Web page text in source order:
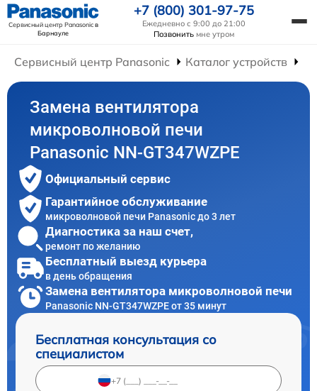
Сервисный центр Panasonicв
Барнауле
+7 (800) 301-97-75
Ежедневно с 9:00 до 21:00
Позвонить мне утром
Сервисный центр Panasonic Каталог устройств
Замена вентилятора
микроволновой печи
Panasonic NN-GT347WZPE
Официальный сервис
Гарантийное обслуживание
микроволновой печи Panasonic до 3 лет
Диагностика за наш счет,
ремонт по желанию
Бесплатный выезд курьера
в день обращения
Замена вентилятора микроволновой печи
Panasonic NN-GT347WZPE от 35 минут
Бесплатная консультация со
специалистом